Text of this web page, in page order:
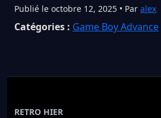
Publié le octobre 12, 2025 • Par alex
Catégories : Game Boy Advance
RETRO HIER